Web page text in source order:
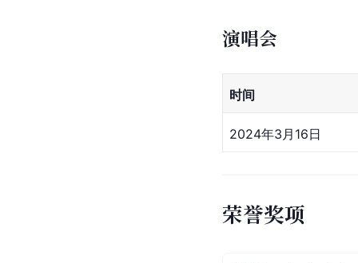
演唱会
时间
2024年3月16日
荣誉奖项